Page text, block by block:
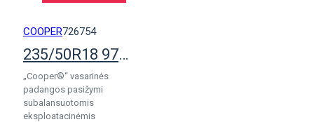
COOPER726754
235/50R18 97V Cooper Summer
„Cooper®“ vasarinės
padangos pasižymi
subalansuotomis
eksploatacinėmis